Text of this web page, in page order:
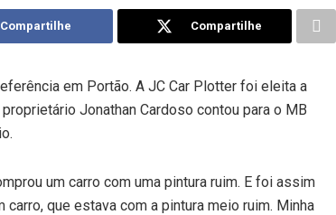
Compartilhe Compartilhe
em Portão. A JC Car Plotter foi eleita a
Jonathan Cardoso contou para o MB
um carro com uma pintura ruim. E foi assim
carro, que estava com a pintura meio ruim. Minha